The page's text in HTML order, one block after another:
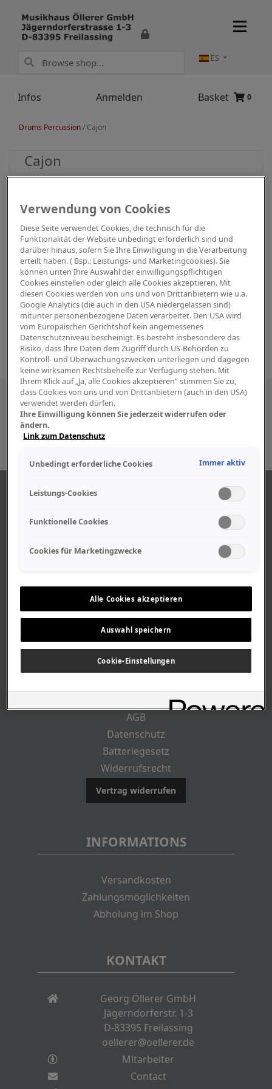
Infos Anmelden Basket 0
ES
Drums Percussion/ Cajon
Cajon
Besuchen Sie uns auch in den sozialen
Medien
Geschäftszeiten
Stellenangebote
Geschichte
CUSTOMER INFO
AGB
Datenschutz
Batteriegesetz
Widerrufsrecht
Vertrag widerrufen
INFORMATIONS
Versandkosten
Zahlungsmöglichkeiten
Abholung im Shop
KONTAKT
Georg Öllerer GmbH
Jägerndorferstr. 1-3
D-83395 Freilassing
oellerer@oellerer.de
Mitarbeiter
Contact
Verwendung von Cookies
Diese Seite verwendet Cookies, die technisch für die
Funktionalität der Website unbedingt erforderlich sind und
darüber hinaus, sofern Sie Ihre Einwilligung in die Verarbeitung
erteilt haben. ( Bsp.: Leistungs- und Marketingcookies). Sie
können unten Ihre Auswahl der einwilligungspflichtigen
Cookies einstellen oder gleich alle Cookies akzeptieren. Mit
diesen Cookies werden von uns und von Drittanbietern wie u.a.
Google Analytics (die auch in den USA niedergelassen sind)
mitunter personenbezogene Daten verarbeitet. Den USA wird
vom Europäischen Gerichtshof kein angemessenes
Datenschutzniveau bescheinigt. Es besteht insbesondere das
Risiko, dass Ihre Daten dem Zugriff durch US-Behörden zu
Kontroll- und Überwachungszwecken unterliegen und dagegen
keine wirksamen Rechtsbehelfe zur Verfügung stehen. Mit
Ihrem Klick auf „Ja, alle Cookies akzeptieren“ stimmen Sie zu,
dass Cookies von uns und von Drittanbietern (auch in den USA)
verwendet werden dürfen.
Ihre Einwilligung können Sie jederzeit widerrufen oder
ändern.
Link zum Datenschutz
Unbedingt erforderliche Cookies Immer aktiv
Leistungs-Cookies
Funktionelle Cookies
Cookies für Marketingzwecke
Alle Cookies akzeptieren
Auswahl speichern
Cookie-Einstellungen